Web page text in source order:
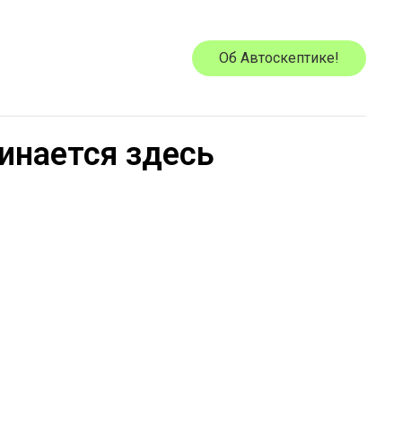
Об Автоскептике!
здесь